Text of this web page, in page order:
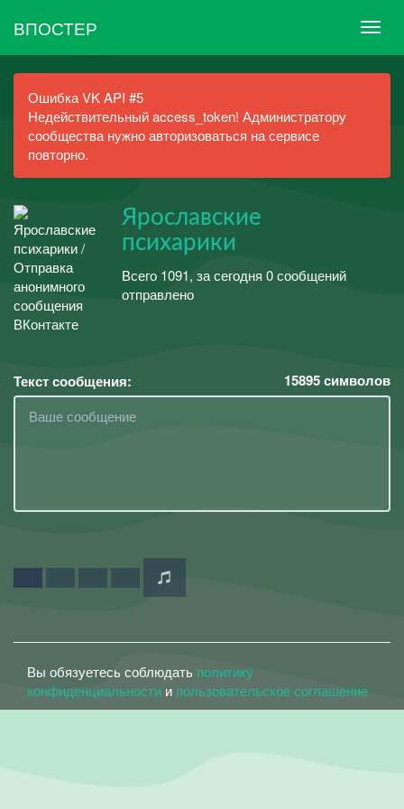
ВПОСТЕР
Ошибка VK API #5
Недействительный access_token! Администратору
сообщества нужно авторизоваться на сервисе
повторно.
Ярославские
психарики
Всего 1091, за сегодня 0 сообщений
отправлено
Текст сообщения: 15895символов
Вы обязуетесь соблюдать политику
конфиденциальности и пользовательское соглашение